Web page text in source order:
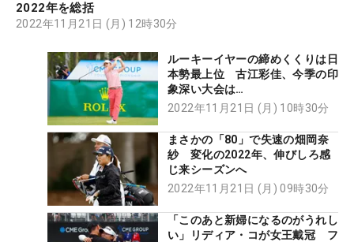
2022年を総括
2022年11月21日 (月) 12時30分
ルーキーイヤーの締めくくりは日
本勢最上位 古江彩佳、今季の印
象深い大会は…
2022年11月21日 (月) 10時30分
まさかの「80」で失速の畑岡奈
紗 変化の2022年、伸びしろ感
じ来シーズンへ
2022年11月21日 (月) 09時30分
「このあと新婦になるのがうれし
い」リディア・コが女王戴冠 フ